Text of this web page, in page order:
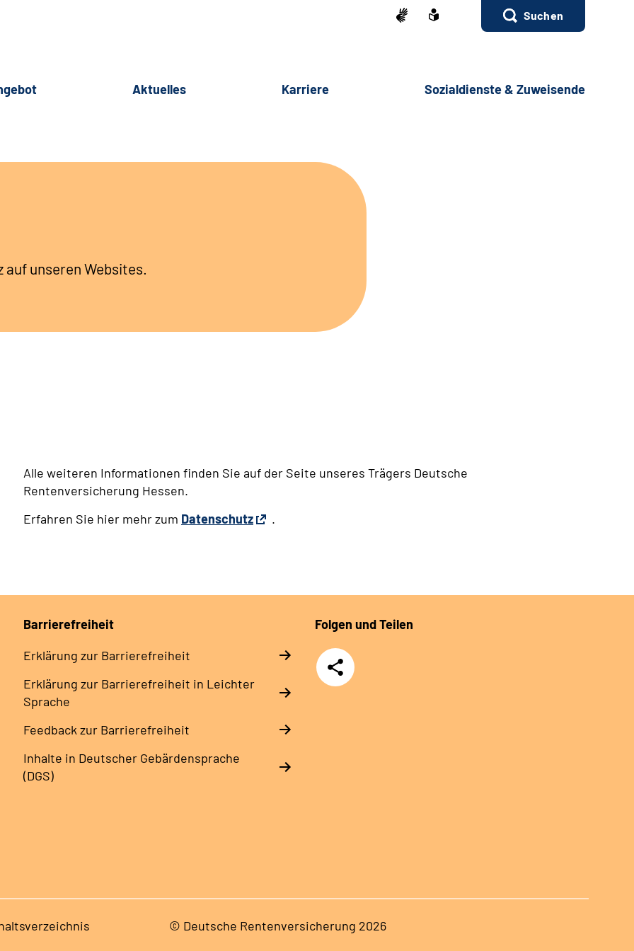
Suchen
Aktuelles Karriere Sozialdienste & Zuweisende
unseren Websites.
Alle weiteren Informationen finden Sie auf der Seite unseres Trägers Deutsche
Rentenversicherung Hessen.
Erfahren Sie hier mehr zum Datenschutz .
Barrierefreiheit
Erklärung zur Barrierefreiheit
Erklärung zur Barrierefreiheit in Leichter
Sprache
Feedback zur Barrierefreiheit
Inhalte in Deutscher Gebärdensprache
(DGS)
Folgen und Teilen
Teilen
© Deutsche Rentenversicherung 2026